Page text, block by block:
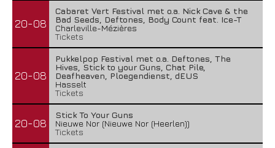
20-08
Cabaret Vert Festival met o.a. Nick Cave & the
Bad Seeds, Deftones, Body Count feat. Ice-T
Charleville-Mézières
Tickets
20-08
Pukkelpop Festival met o.a. Deftones, The
Hives, Stick to your Guns, Chat Pile,
Deafheaven, Ploegendienst, dEUS
Hasselt
Tickets
20-08
Stick To Your Guns
Nieuwe Nor (Nieuwe Nor (Heerlen))
Tickets